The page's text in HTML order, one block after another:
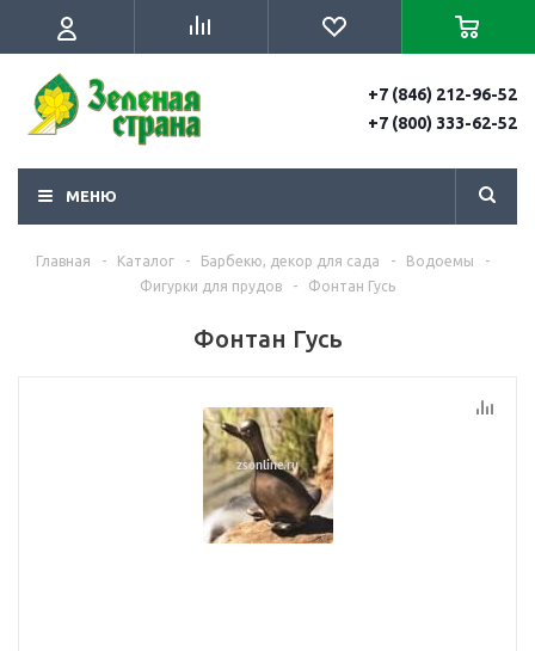
+7 (846) 212-96-52
+7 (800) 333-62-52
МЕНЮ
Главная - Каталог - Барбекю, декор для сада - Водоемы
-
Фигурки для прудов
- Фонтан Гусь
Фонтан Гусь